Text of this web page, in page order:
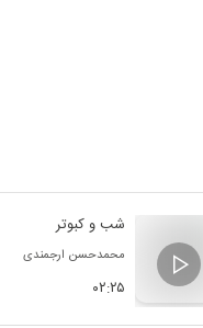
شب و کبوتر
محمدحسن ارجمندی
۰۲:۲۵